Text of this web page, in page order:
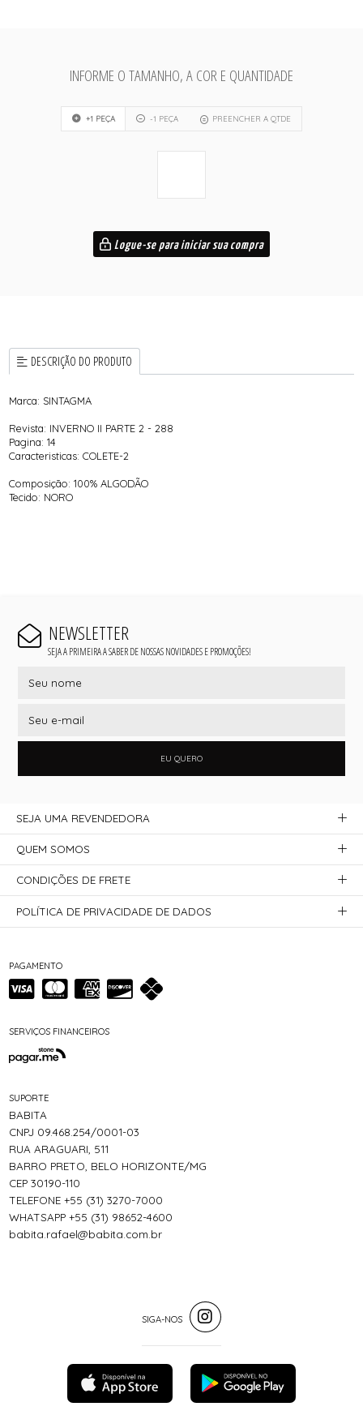
INFORME O TAMANHO, A COR E QUANTIDADE
+1 PEÇA -1 PEÇA PREENCHER A QTDE
Logue-se para iniciar sua compra
DESCRIÇÃO DO PRODUTO
Marca: SINTAGMA
Revista: INVERNO II PARTE 2 - 288
Pagina: 14
Caracteristicas: COLETE-2
Composição: 100% ALGODÃO
Tecido: NORO
NEWSLETTER
SEJA A PRIMEIRA A SABER DE NOSSAS NOVIDADES E PROMOÇÕES!
EU QUERO
PAGAMENTO
SERVIÇOS FINANCEIROS
SUPORTE
BABITA
CNPJ 09.468.254/0001-03
RUA ARAGUARI, 511
BARRO PRETO, BELO HORIZONTE/MG
CEP 30190-110
TELEFONE +55 (31) 3270-7000
WHATSAPP +55 (31) 98652-4600
babita.rafael@babita.com.br
SEJA UMA REVENDEDORA
QUEM SOMOS
CONDIÇÕES DE FRETE
POLÍTICA DE PRIVACIDADE DE DADOS